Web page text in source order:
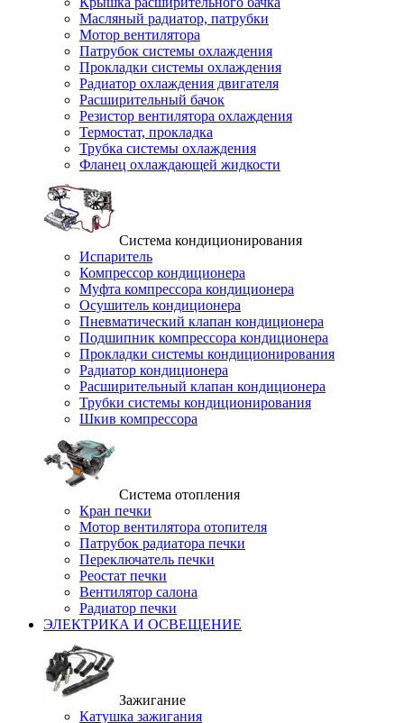
Масляный радиатор, патрубки
Мотор вентилятора
Патрубок системы охлаждения
Прокладки системы охлаждения
Радиатор охлаждения двигателя
Расширительный бачок
Резистор вентилятора охлаждения
Термостат, прокладка
Трубка системы охлаждения
Фланец охлаждающей жидкости
Система кондиционирования
Испаритель
Компрессор кондиционера
Муфта компрессора кондиционера
Осушитель кондиционера
Пневматический клапан кондиционера
Подшипник компрессора кондиционера
Прокладки системы кондиционирования
Радиатор кондиционера
Расширительный клапан кондиционера
Трубки системы кондиционирования
Шкив компрессора
Система отопления
Кран печки
Мотор вентилятора отопителя
Патрубок радиатора печки
Переключатель печки
Реостат печки
Вентилятор салона
Радиатор печки
ЭЛЕКТРИКА И ОСВЕЩЕНИЕ
Зажигание
Катушка зажигания